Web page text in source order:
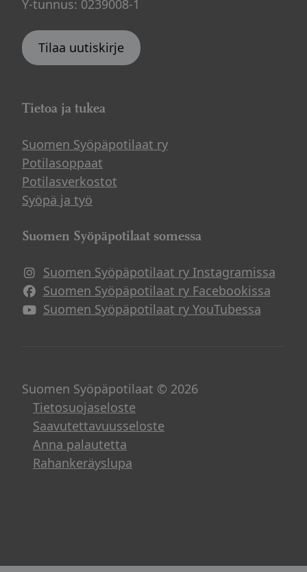
Y-tunnus: 0239008-1
Tilaa uutiskirje
Tietoa ja tukea
Suomen Syöpäpotilaat ry
Potilasoppaat
Potilasverkostot
Syöpä ja työ
Suomen Syöpäpotilaat somessa
Suomen Syöpäpotilaat ry Instagramissa
Suomen Syöpäpotilaat ry Facebookissa
Suomen Syöpäpotilaat ry YouTubessa
Suomen Syöpäpotilaat © 2026
Tietosuojaseloste
Saavutettavuusseloste
Anna palautetta
Rahankeräyslupa